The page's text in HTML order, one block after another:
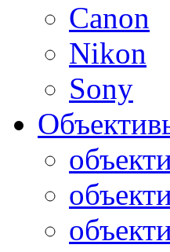
Canon
Nikon
Sony